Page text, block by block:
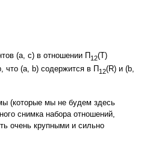
(a, c) в отношении Π12(T)
что (a, b) содержится в Π12(R) и (b,
(которые мы не будем здесь
снимка набора отношений,
очень крупными и сильно